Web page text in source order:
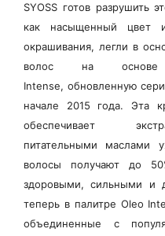
SYOSS готов разрушить
как насыщенный цвет
окрашивания, легли в
волос на основе
Intense, обновленную
начале 2015 года. Эта
обеспечивает
питательными маслами
волосы получают до
здоровыми, сильными и
теперь в палитре Oleo
объединенные с